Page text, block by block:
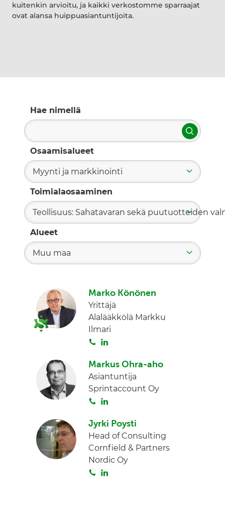
kuitenkin arvioitu, ja kaikki verkostomme sparraajat
ovat alansa huippuasiantuntijoita.
Hae nimellä
Hae
Osaamisalueet
Myynti ja markkinointi
Toimialaosaaminen
Teollisuus: Sahatavaran sekä puutuotteiden
Alueet
Muu maa
Marko Könönen
Yrittäjä
Alalääkkölä Markku
Ilmari
S
i
t
a
n
k
e
n
Markus Ohra-aho
Asiantuntija
Sprintaccount Oy
S
i
t
a
n
k
e
d
Jyrki Poysti
Head of Consulting
Cornfield & Partners
Nordic Oy
S